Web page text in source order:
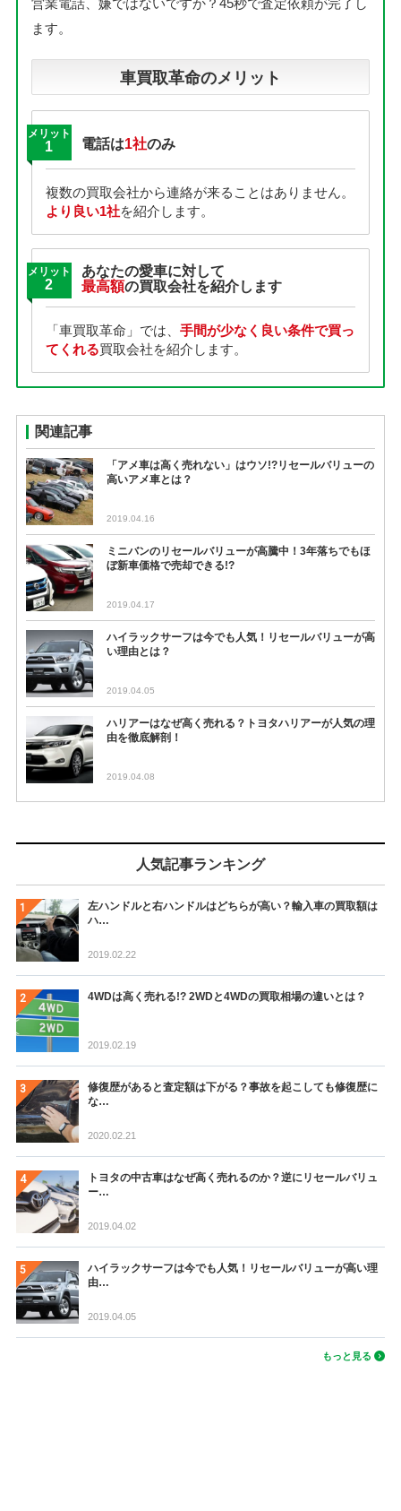
ます。
車買取革命のメリット
メリット
1 電話は1社のみ
複数の買取会社から連絡が来ることはありません。
より良い1社を紹介します。
メリット
2
あなたの愛車に対して
最高額の買取会社を紹介します
「車買取革命」では、 手間が少なく良い条件で買っ
てくれる買取会社を紹介します。
関連記事
「アメ車は高く売れない」はウソ!?リセールバリューの
高いアメ車とは？
2019.04.16
ミニバンのリセールバリューが高騰中！3年落ちでもほ
ぼ新車価格で売却できる!?
2019.04.17
ハイラックサーフは今でも人気！リセールバリューが高
い理由とは？
2019.04.05
ハリアーはなぜ高く売れる？トヨタハリアーが人気の理
由を徹底解剖！
2019.04.08
人気記事ランキング
左ハンドルと右ハンドルはどちらが高い？輸入車の買取額は
ハ…
2019.02.22
4WDは高く売れる!? 2WDと4WDの買取相場の違いとは？
2019.02.19
修復歴があると査定額は下がる？事故を起こしても修復歴に
な…
2020.02.21
トヨタの中古車はなぜ高く売れるのか？逆にリセールバリュ
ー…
2019.04.02
ハイラックサーフは今でも人気！リセールバリューが高い理
由…
2019.04.05
もっと見る